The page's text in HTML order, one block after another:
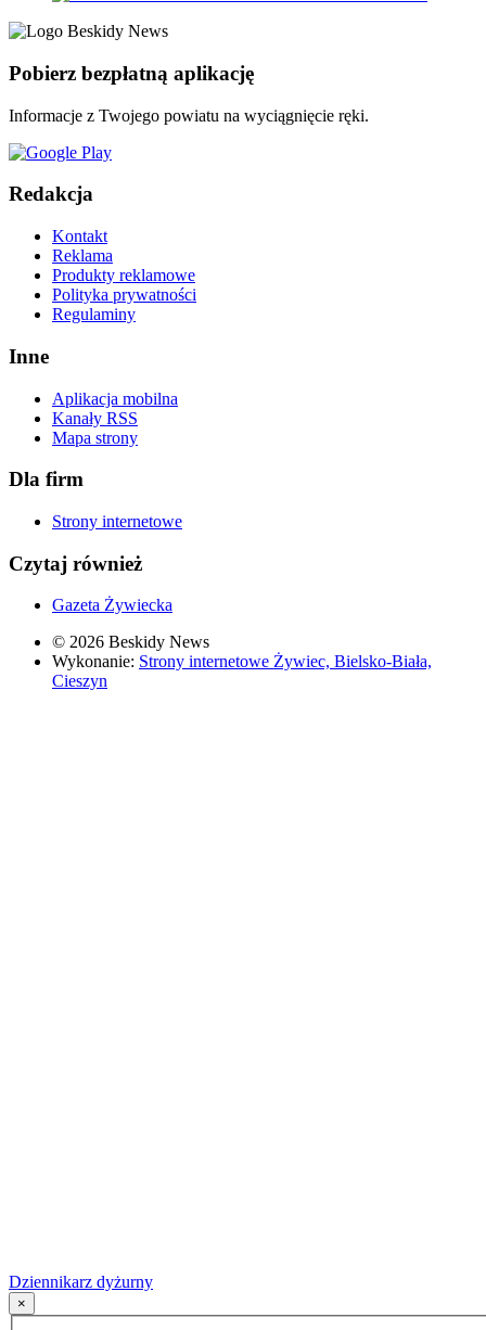
Pobierz bezpłatną aplikację
Informacje z Twojego powiatu na wyciągnięcie ręki.
Redakcja
Kontakt
Reklama
Produkty reklamowe
Polityka prywatności
Regulaminy
Inne
Aplikacja mobilna
Kanały RSS
Mapa strony
Dla firm
Strony internetowe
Czytaj również
Gazeta Żywiecka
© 2026 Beskidy News
Wykonanie: Strony internetowe Żywiec, Bielsko-Biała,
Cieszyn
Dziennikarz dyżurny
×